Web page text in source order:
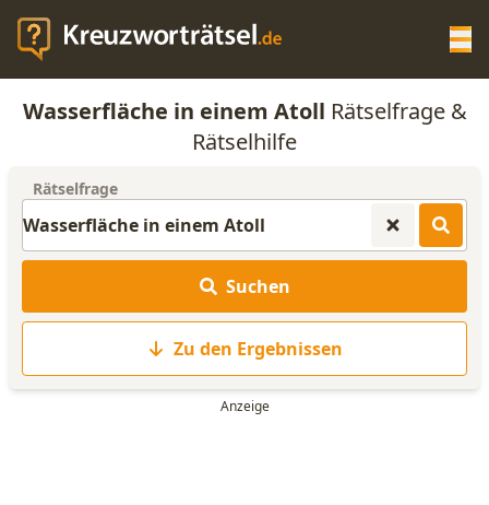
KREUZWORTRÄTSEL-HILFE
ANAGRAMM-GENERATOR
WORTLISTE
Wasserfläche in einem Atoll Rätselfrage &
Rätselhilfe
Rätselfrage
Suchen
Zu den Ergebnissen